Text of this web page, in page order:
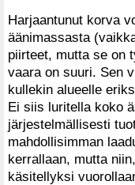
Harjaantunut korva
äänimassasta
piirteet, mutta se on
vaara on suuri. Sen
kullekin alueelle
Ei siis luritella koko
järjestelmällisesti
mahdollisimman
kerrallaan, mutta
käsitellyksi